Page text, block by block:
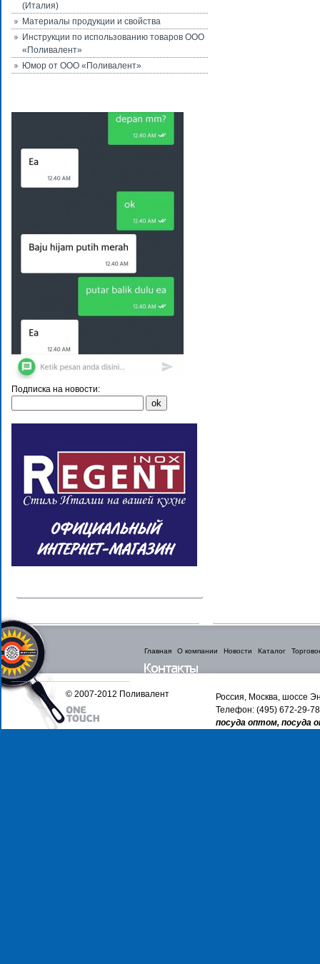
(Италия)
Материалы продукции и свойства
Инструкции по использованию товаров ООО
«Поливалент»
Юмор от ООО «Поливалент»
Подписка на новости:
Главная О компании Новости Каталог
Россия, Москва, шоссе
Телефон: (495) 672-29-
посуда оптом, посуда
© 2007-2012 Поливалент